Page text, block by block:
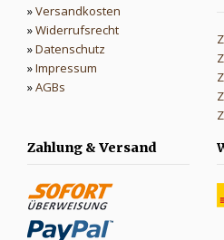
»Versandkosten
»Widerrufsrecht
»Datenschutz
»Impressum
»AGBs
Zahlung & Versand